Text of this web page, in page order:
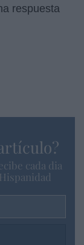
respuesta
cada dia